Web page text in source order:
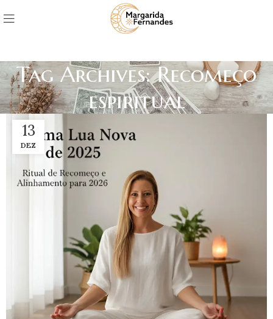
Tag Archives: Recomeço
espiritual
13
DEZ